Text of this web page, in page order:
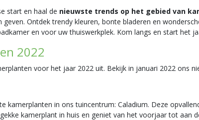
start en haal de nieuwste trends op het gebied van
Ontdek trendy kleuren, bonte bladeren en
en voor uw thuiswerkplek. Kom langs en start het
2022
voor het jaar 2022 uit. Bekijk in januari 2022 ons
kamerplanten in ons tuincentrum: Caladium. Deze
kamerplant in huis en geniet van het voorjaar tot